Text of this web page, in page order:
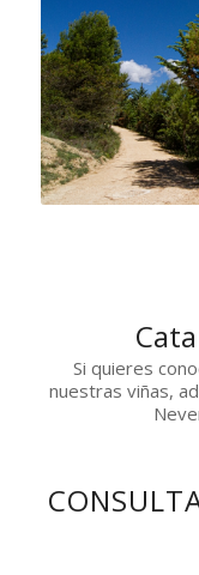
Si quieres
nuestras viñas,